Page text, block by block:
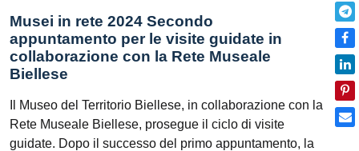
Musei in rete 2024 Secondo
appuntamento per le visite guidate in
collaborazione con la Rete Museale
Biellese
Il Museo del Territorio Biellese, in collaborazione con la
Rete Museale Biellese, prosegue il ciclo di visite
guidate. Dopo il successo del primo appuntamento, la